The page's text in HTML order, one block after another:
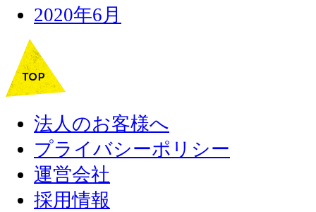
2020年6月
法人のお客様へ
プライバシーポリシー
運営会社
採用情報